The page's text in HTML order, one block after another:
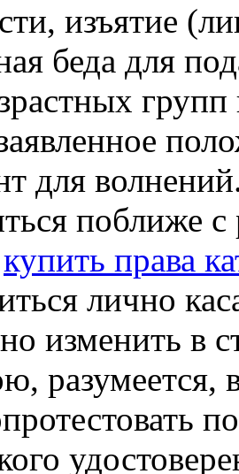
изъятиe
беда для
для
поближе
купить права
лично
изменить в
разумеется,